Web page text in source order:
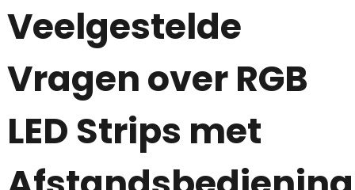
Veelgestelde
Vragen over RGB
LED Strips met